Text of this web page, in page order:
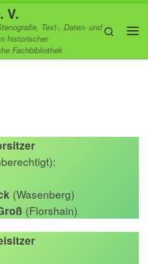
V.
Text-, Daten- und
historischer
Fachbibliothek
Search
(Wasenberg)
(Florshain)